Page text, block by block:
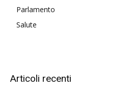
Parlamento
Salute
Articoli recenti